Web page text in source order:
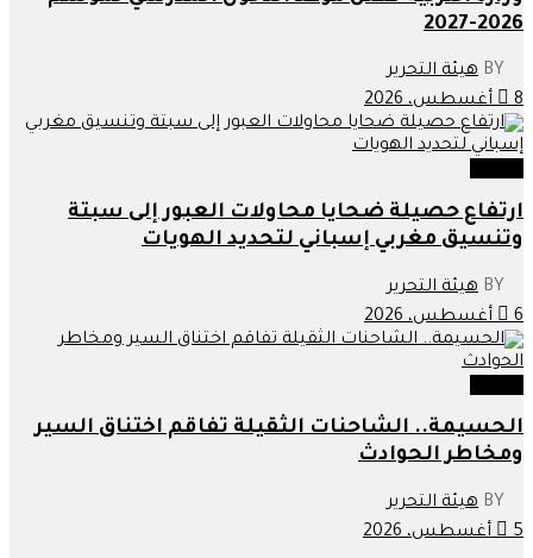
2026-2027
BY هيئة التحرير
8 أغسطس، 2026
ارتفاع حصيلة ضحايا محاولات العبور إلى سبتة
وتنسيق مغربي إسباني لتحديد الهويات
BY هيئة التحرير
6 أغسطس، 2026
الحسيمة.. الشاحنات الثقيلة تفاقم اختناق السير
ومخاطر الحوادث
BY هيئة التحرير
5 أغسطس، 2026